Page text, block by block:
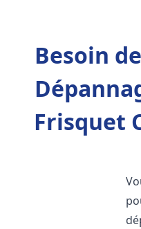
Besoin
Frisquet